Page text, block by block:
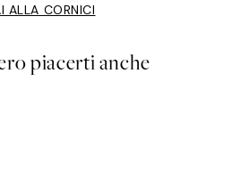
ALLA CORNICI
piacerti anche